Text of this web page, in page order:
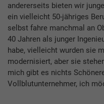
andererseits bieten wir
ein vielleicht 50-jähriges
selbst fahre manchmal an
40 Jahren als junger
habe, vielleicht wurden sie
modernisiert, aber sie
mich gibt es nichts
Vollblutunternehmer, ich